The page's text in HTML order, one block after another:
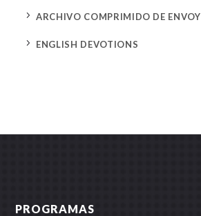
5 ARCHIVO COMPRIMIDO DE ENVOY
5 ENGLISH DEVOTIONS
PROGRAMAS